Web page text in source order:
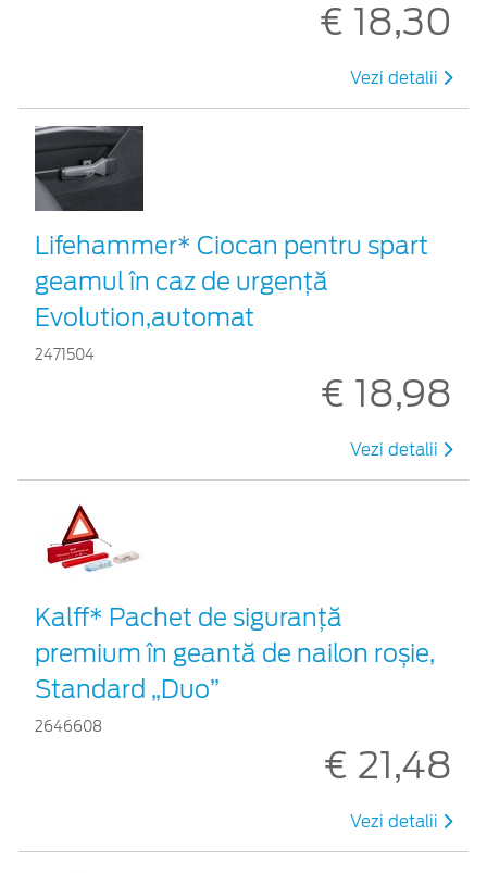
€ 18,30
Vezi detalii
Lifehammer* Ciocan pentru spart
geamul în caz de urgenţă
Evolution,automat
2471504
€ 18,98
Vezi detalii
Kalff* Pachet de siguranţă
premium în geantă de nailon roșie,
Standard „Duo”
2646608
€ 21,48
Vezi detalii